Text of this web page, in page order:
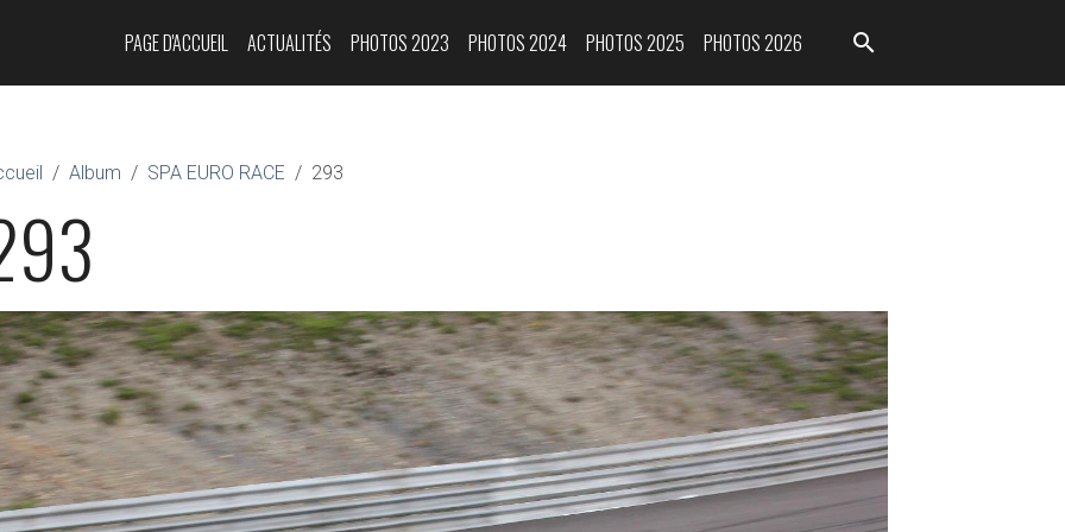
PAGE D'ACCUEIL ACTUALITÉS PHOTOS 2023 PHOTOS 2024 PHOTOS 2025 PHOTOS 2026
Album SPA EURO RACE 293